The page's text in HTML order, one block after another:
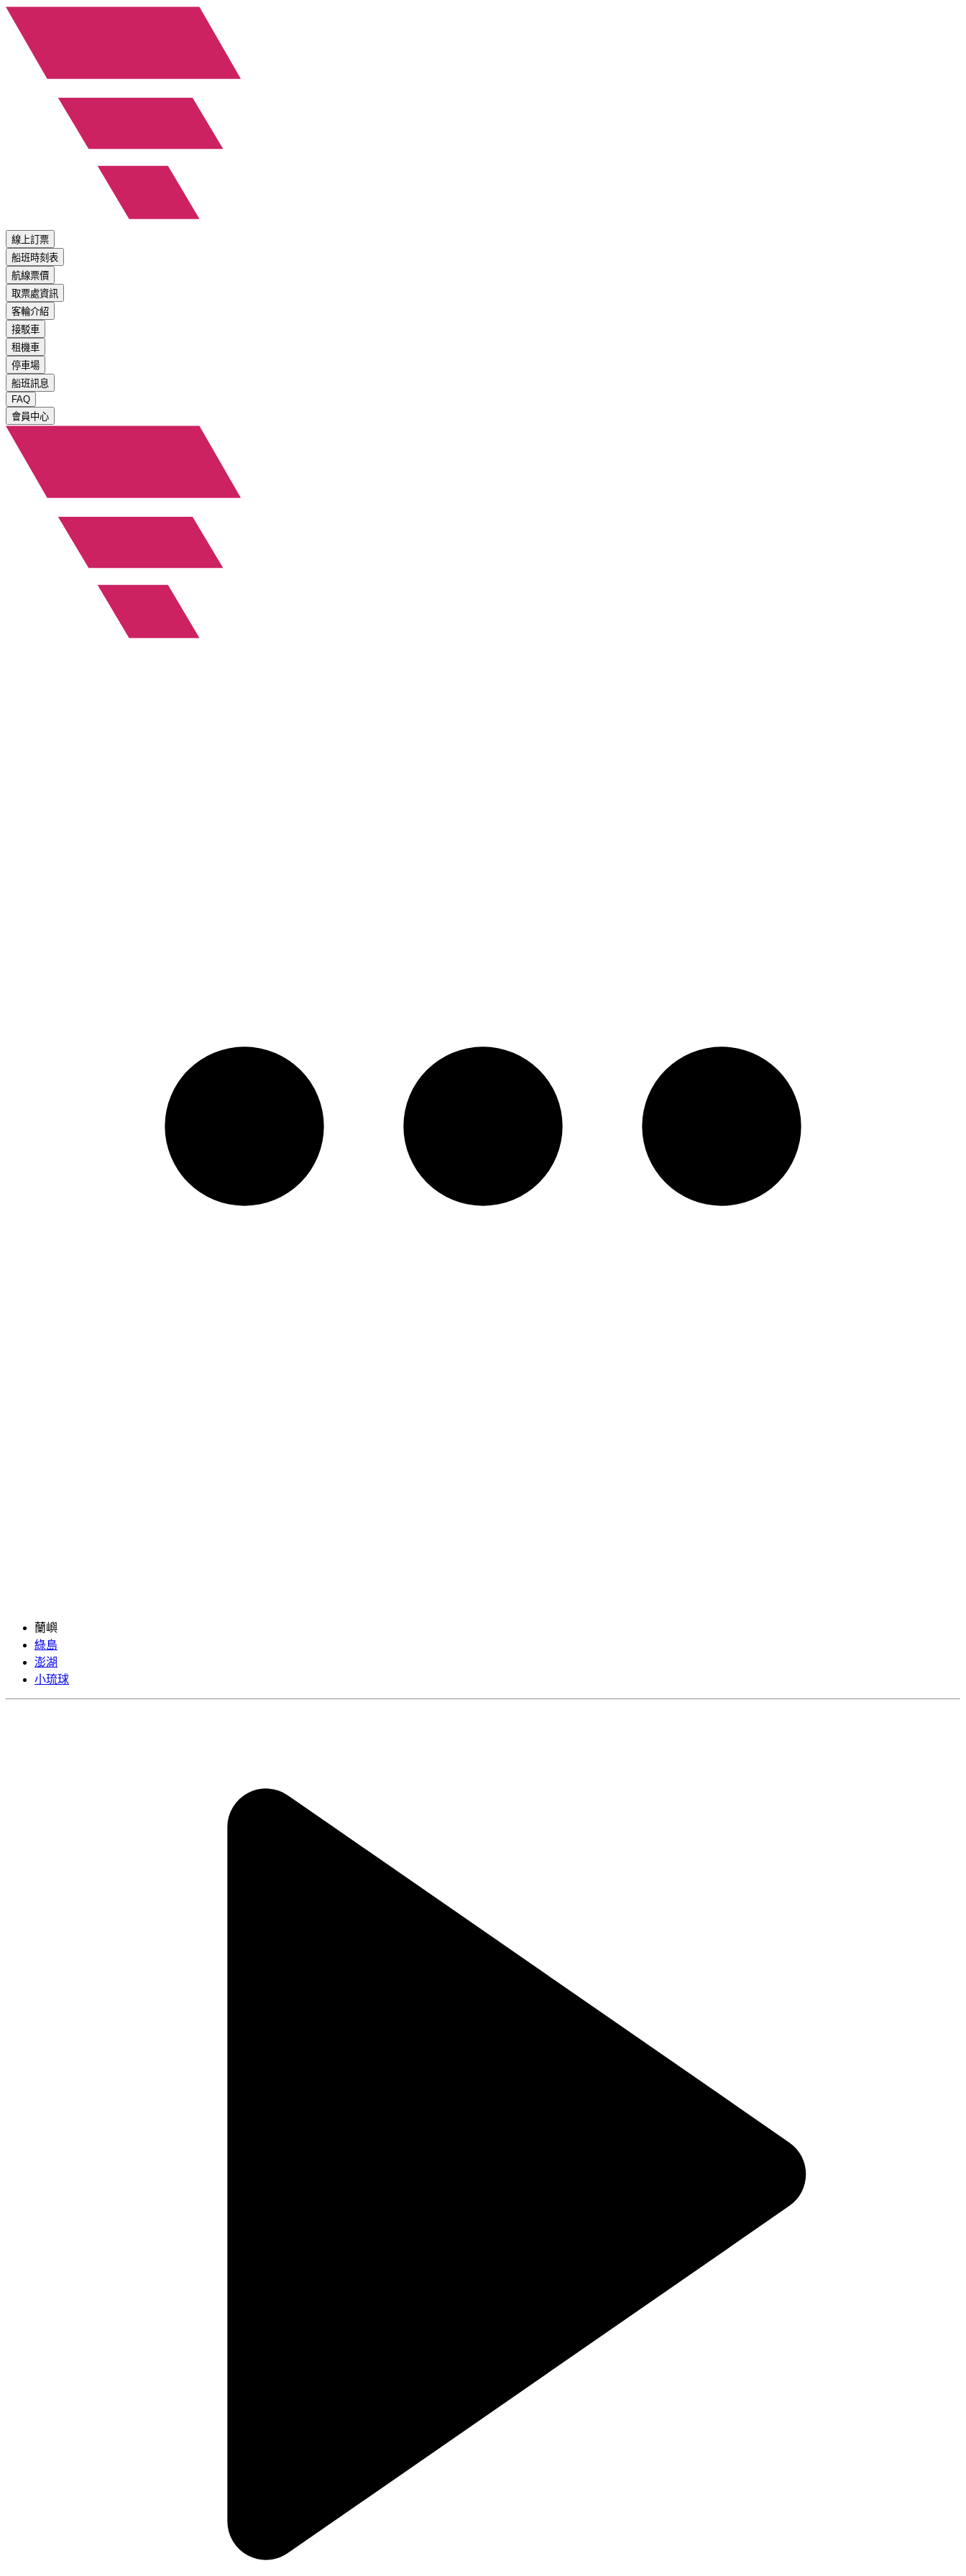
線上訂票
船班時刻表
航線票價
取票處資訊
客輪介紹
接駁車
租機車
停車場
船班訊息
FAQ
會員中心
蘭嶼
綠島
澎湖
小琉球